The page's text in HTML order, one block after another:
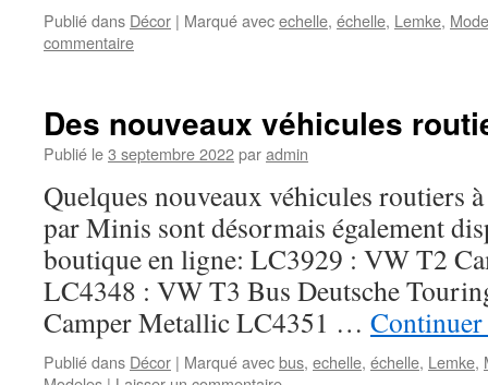
Publié dans Décor | Marqué avecechelle, échelle, Lemke,
commentaire
Des nouveaux véhicules
Publié le3 septembre 2022paradmin
Quelques nouveaux véhicules routiers
par Minis sont désormais également
boutique en ligne: LC3929 : VW T2
LC4348 : VW T3 Bus Deutsche
Camper Metallic LC4351 …
Publié dans Décor | Marqué avecbus, echelle, échelle, Lemke,